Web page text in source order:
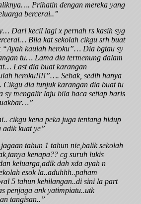
Prihatin dengan mereka yang
bercerai..”
Dari kecil lagi x pernah rs kasih syg
Bila kat sekolah cikgu srh buat
“Ayah kaulah heroku”… Dia bgtau sy
tu… Lama dia termenung dalam
Last dia buat karangan
heroku!!!!”…. Sebak, sedih hanya
dia tunjuk karangan dia buat tu
sy mengalir laju bila baca setiap baris
cikgu kena peka juga tentang hidup
kuat ye”
tahun 1 tahun nie,balik sekolah
kenapa?? cg suruh lukis
keluarga,adik dah xda ayah n
esok la..aduhhh..paham
5 tahun kehilangan..di sini la part
penjaga ank yatimpiatu..utk
tangisan..”